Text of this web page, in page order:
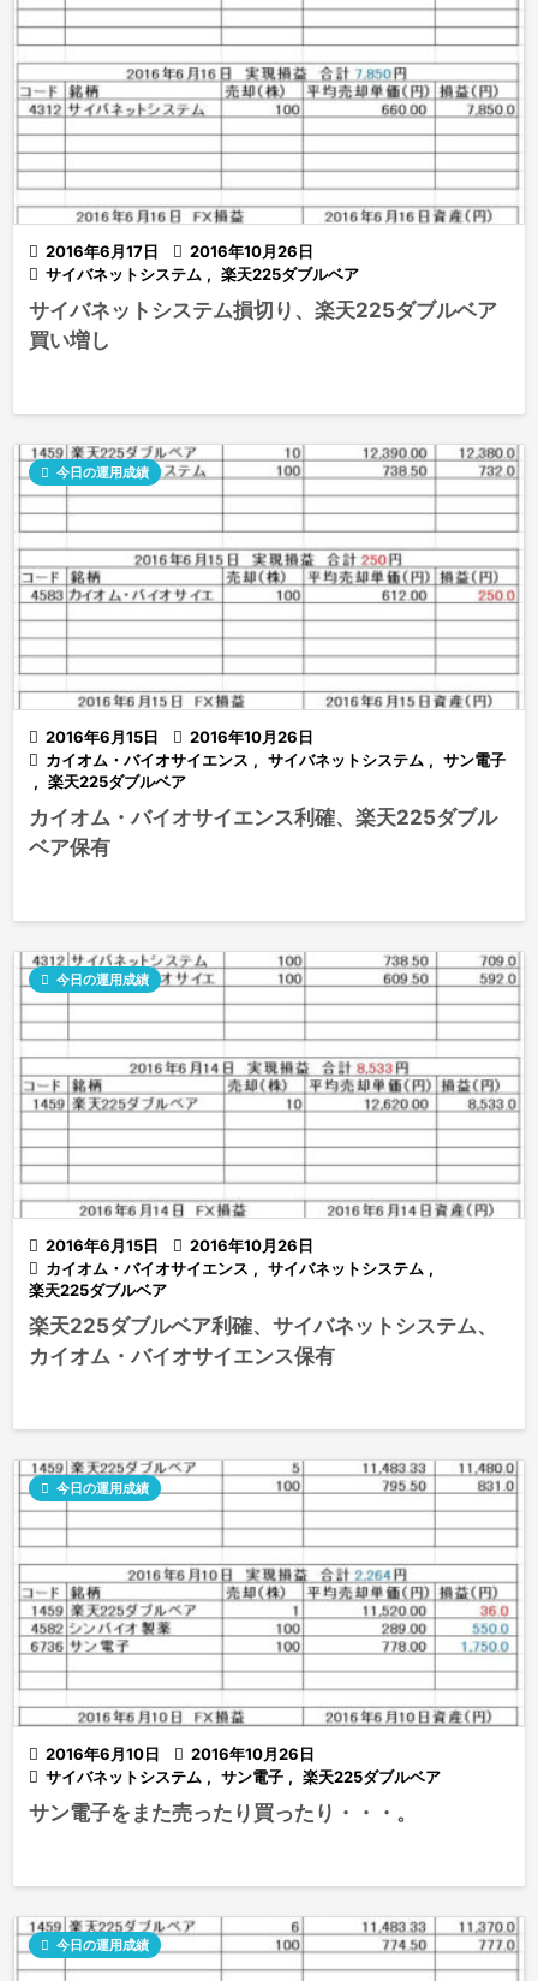
 2016年6月17日  2016年10月26日
 サイバネットシステム , 楽天225ダブルベア
サイバネットシステム損切り、楽天225ダブルベア
買い増し
 2016年6月15日  2016年10月26日
 今日の運用成績
 カイオム・バイオサイエンス , サイバネットシステム , サン電子
, 楽天225ダブルベア
カイオム・バイオサイエンス利確、楽天225ダブル
ベア保有
 2016年6月15日  2016年10月26日
 今日の運用成績
 カイオム・バイオサイエンス , サイバネットシステム ,
楽天225ダブルベア
楽天225ダブルベア利確、サイバネットシステム、
カイオム・バイオサイエンス保有
 2016年6月10日  2016年10月26日
 今日の運用成績
 サイバネットシステム , サン電子 , 楽天225ダブルベア
サン電子をまた売ったり買ったり・・・。
 今日の運用成績